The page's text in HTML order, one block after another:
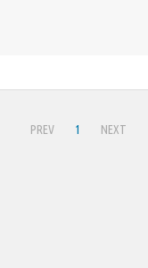
PREV 1 NEXT